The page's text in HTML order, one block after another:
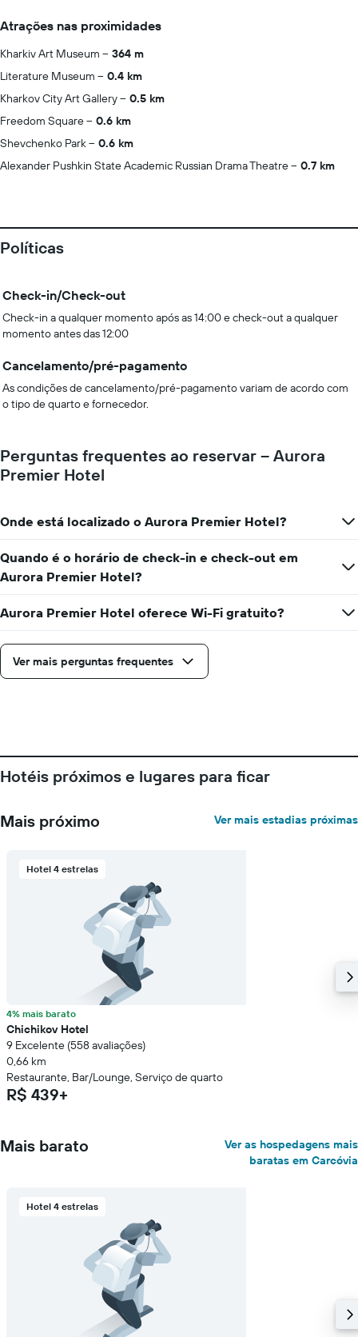
Atrações nas proximidades
Kharkiv Art Museum
364 m
Literature Museum
0.4 km
Kharkov City Art Gallery
0.5 km
Freedom Square
0.6 km
Shevchenko Park
0.6 km
Alexander Pushkin State Academic Russian Drama Theatre
0.7 km
Políticas
Check-in/Check-out
Check-in a qualquer momento após as 14:00 e check-out a qualquer
momento antes das 12:00
Cancelamento/pré-pagamento
As condições de cancelamento/pré-pagamento variam de acordo com
o tipo de quarto e fornecedor.
Perguntas frequentes ao reservar – Aurora
Premier Hotel
Onde está localizado o Aurora Premier Hotel?
Quando é o horário de check-in e check-out em
Aurora Premier Hotel?
Aurora Premier Hotel oferece Wi-Fi gratuito?
Ver mais perguntas frequentes
Hotéis próximos e lugares para ficar
Mais próximo Ver mais estadias próximas
Hotel 4 estrelas
4% mais barato
Chichikov Hotel
9 Excelente (558 avaliações)
0,66 km
Restaurante, Bar/Lounge, Serviço de quarto
R$ 439+
Mais barato
Ver as hospedagens mais
baratas em Carcóvia
Hotel 4 estrelas